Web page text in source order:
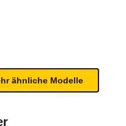
dem Rückruf, da
ähnliche Modelle